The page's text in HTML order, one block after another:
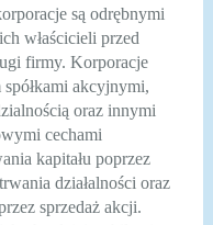
są odrębnymi
właścicieli przed
firmy. Korporacje
akcyjnymi,
oraz innymi
cechami
kapitału poprzez
działalności oraz
sprzedaż akcji.